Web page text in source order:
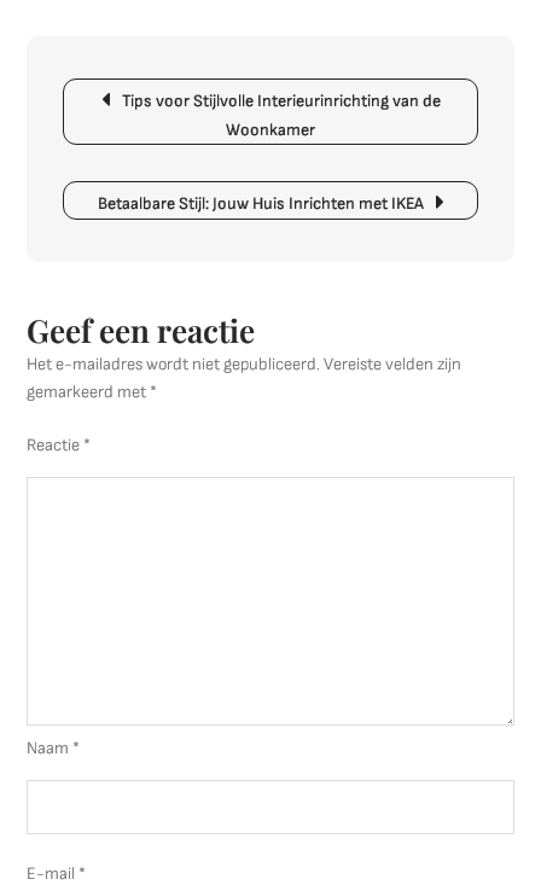
2021:
Comfort,
Duurzaamheid
Berichtnavigatie
Tips voor Stijlvolle Interieurinrichting van de
Woonkamer
Betaalbare Stijl: Jouw Huis Inrichten met IKEA
Geef een reactie
Het e-mailadres wordt niet gepubliceerd. Vereiste velden zijn
gemarkeerd met *
Reactie *
Naam *
E-mail *